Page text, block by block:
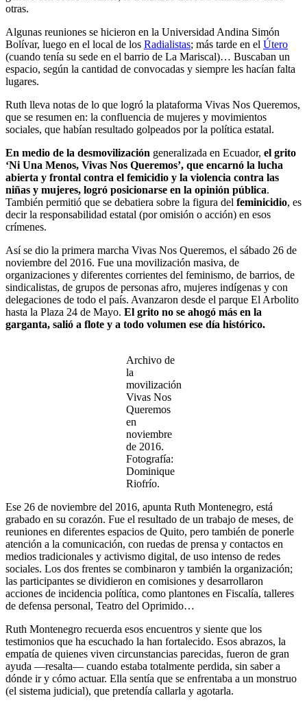
otras.
Algunas reuniones se hicieron en la Universidad Andina Simón
Bolívar, luego en el local de los Radialistas; más tarde en el Útero
(cuando tenía su sede en el barrio de La Mariscal)… Buscaban un
espacio, según la cantidad de convocadas y siempre les hacían falta
lugares.
Ruth lleva notas de lo que logró la plataforma Vivas Nos Queremos,
que se resumen en: la confluencia de mujeres y movimientos
sociales, que habían resultado golpeados por la política estatal.
En medio de la desmovilización generalizada en Ecuador, el grito
‘Ni Una Menos, Vivas Nos Queremos’, que encarnó la lucha
abierta y frontal contra el femicidio y la violencia contra las
niñas y mujeres, logró posicionarse en la opinión pública.
También permitió que se debatiera sobre la figura del feminicidio, es
decir la responsabilidad estatal (por omisión o acción) en esos
crímenes.
Así se dio la primera marcha Vivas Nos Queremos, el sábado 26 de
noviembre del 2016. Fue una movilización masiva, de
organizaciones y diferentes corrientes del feminismo, de barrios, de
sindicalistas, de grupos de personas afro, mujeres indígenas y con
delegaciones de todo el país. Avanzaron desde el parque El Arbolito
hasta la Plaza 24 de Mayo. El grito no se ahogó más en la
garganta, salió a flote y a todo volumen ese día histórico.
Archivo de
la
movilización
Vivas Nos
Queremos
en
noviembre
de 2016.
Fotografía:
Dominique
Riofrío.
Ese 26 de noviembre del 2016, apunta Ruth Montenegro, está
grabado en su corazón. Fue el resultado de un trabajo de meses, de
reuniones en diferentes espacios de Quito, pero también de ponerle
atención a la comunicación, con ruedas de prensa y contactos en
medios tradicionales y activismo digital, de uso intenso de redes
sociales. Los dos frentes se combinaron y también la organización;
las participantes se dividieron en comisiones y desarrollaron
acciones de incidencia política, como plantones en Fiscalía, talleres
de defensa personal, Teatro del Oprimido…
Ruth Montenegro recuerda esos encuentros y siente que los
testimonios que ha escuchado la han fortalecido. Esos abrazos, la
empatía de quienes viven circunstancias parecidas, fueron de gran
ayuda —resalta— cuando estaba totalmente perdida, sin saber a
dónde ir y cómo actuar. Ella sentía que se enfrentaba a un monstruo
(el sistema judicial), que pretendía callarla y agotarla.